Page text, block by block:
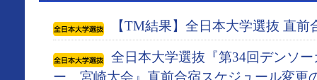
【TM結果】全日本大学選抜 直前
全日本大学選抜『第34回デンソ
ー 宮崎大会』直前合宿スケジュール変更